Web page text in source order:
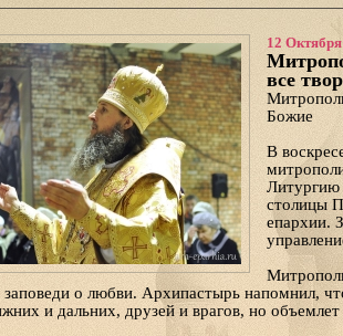
12
все
Божие
В
Литургию
столицы
епархии.
заповеди о любви. Архипастырь напомнил,
и дальних, друзей и врагов, но